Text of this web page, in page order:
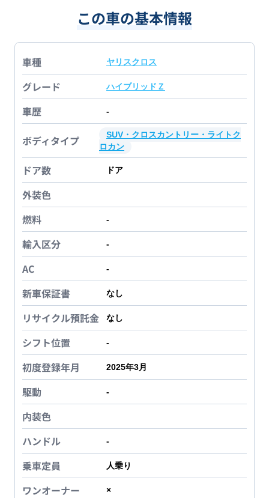
この車の基本情報
車種 ヤリスクロス
グレード ハイブリッドＺ
車歴 -
ボディタイプ
SUV・クロスカントリー・ライトク
ロカン
ドア数 ドア
外装色
燃料
-
輸入区分 -
AC -
新車保証書 なし
リサイクル預託金 なし
シフト位置 -
初度登録年月 2025年3月
駆動 -
内装色
ハンドル
-
乗車定員 人乗り
ワンオーナー ×